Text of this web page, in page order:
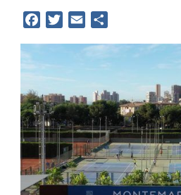
o
o
k
e
r
r
t
i
r